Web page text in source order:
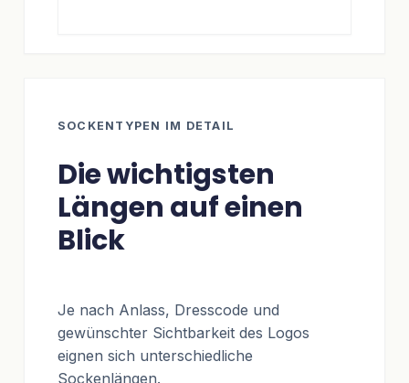
SOCKENTYPEN IM DETAIL
Die wichtigsten
Längen auf einen
Blick
Je nach Anlass, Dresscode und
gewünschter Sichtbarkeit des Logos
eignen sich unterschiedliche
Sockenlängen.